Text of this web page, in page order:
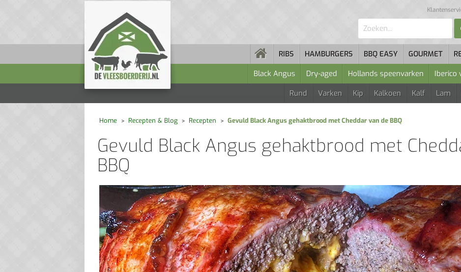
Zoeken...
RIBS HAMBURGERS BBQ EASY GOURMET
Black Angus
Dry-aged Hollands speenvarken Iberico
Rund
Varken Kip Kalkoen Kalf Lam
Home Recepten & Blog Recepten Gevuld Black Angus gehaktbrood met Cheddar van de BBQ
Gevuld Black Angus gehaktbrood met
BBQ